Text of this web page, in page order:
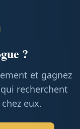
?
et gagnez
recherchent
eux.